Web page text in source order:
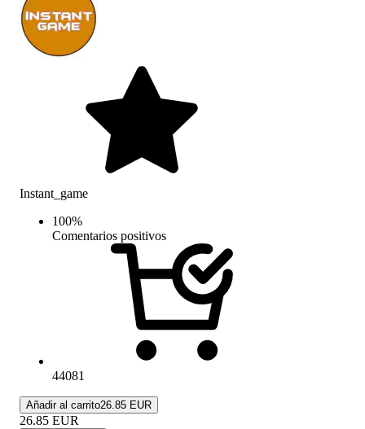
Instant_game
100%
Comentarios positivos
44081
Añadir al carrito26.85 EUR
26.85 EUR